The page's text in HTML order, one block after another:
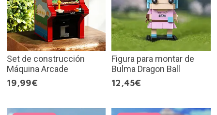
Set de construcción
Máquina Arcade
19,99€
Figura para montar de
Bulma Dragon Ball
12,45€